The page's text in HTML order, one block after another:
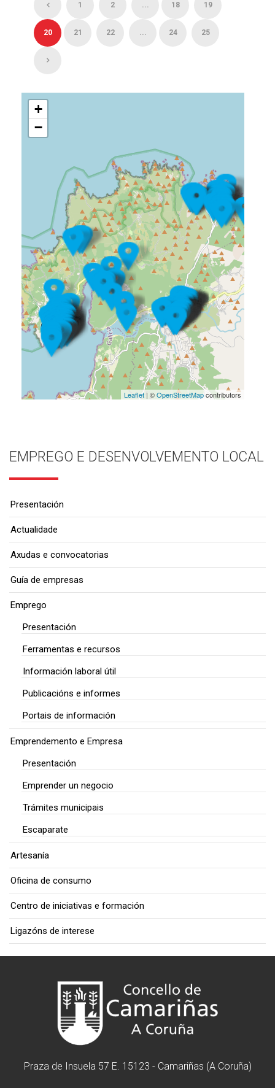
1 2 ... 18 19
20 21 22 ... 24 25
+
−
Leaflet| ©OpenStreetMapcontributors
EMPREGO E DESENVOLVEMENTO LOCAL
Presentación
Actualidade
Axudas e convocatorias
Guía de empresas
Emprego
Presentación
Ferramentas e recursos
Información laboral útil
Publicacións e informes
Portais de información
Emprendemento e Empresa
Presentación
Emprender un negocio
Trámites municipais
Escaparate
Artesanía
Oficina de consumo
Centro de iniciativas e formación
Ligazóns de interese
Praza de Insuela 57 E. 15123 - Camariñas (A Coruña)